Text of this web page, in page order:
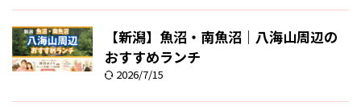
【新潟】魚沼・南魚沼｜八海山周辺の
おすすめランチ
2026/7/15